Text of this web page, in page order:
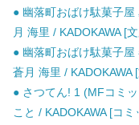
● 幽落町おばけ駄菓子
月 海里 / KADOKAWA [
● 幽落町おばけ駄菓子
蒼月 海里 / KADOKAWA
● さつてん! 1 (MFコミ
こと / KADOKAWA [コミ